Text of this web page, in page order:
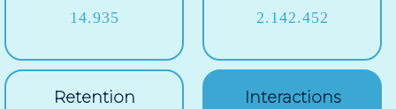
14.935 2.142.452
Retention Interactions